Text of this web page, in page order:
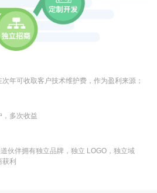
年可收取客户技术维护费，作为盈利来源；
，多次收益
伙伴拥有独立品牌，独立 LOGO，独立域
获利